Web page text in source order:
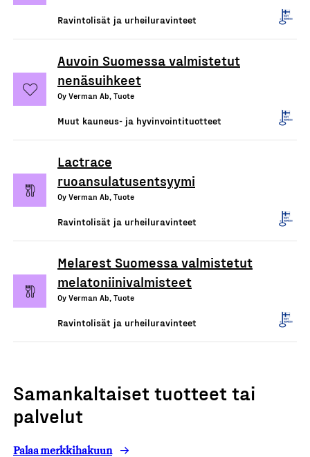
Ravintolisät ja urheiluravinteet
Auvoin Suomessa valmistetut
nenäsuihkeet
Oy Verman Ab, Tuote
Muut kauneus- ja hyvinvointituotteet
Lactrace
ruoansulatusentsyymi
Oy Verman Ab, Tuote
Ravintolisät ja urheiluravinteet
Melarest Suomessa valmistetut
melatoniinivalmisteet
Oy Verman Ab, Tuote
Ravintolisät ja urheiluravinteet
Samankaltaiset tuotteet tai
palvelut
Palaa merkkihakuun